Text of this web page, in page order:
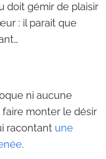
doit gémir de plaisir
: il parait que
ni aucune
monter le désir
racontant une
.